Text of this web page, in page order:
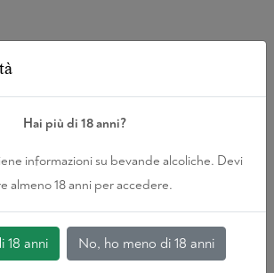
Hai più di 18 anni?
informazioni su bevande alcoliche. Devi
almeno 18 anni per accedere.
18 anni No, ho meno di 18 anni